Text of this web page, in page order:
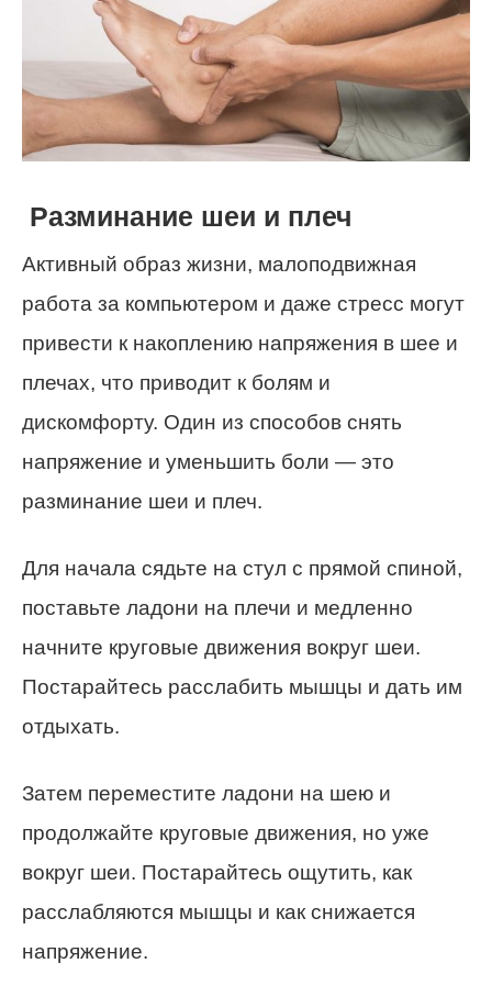
Разминание шеи и плеч
Активный образ жизни, малоподвижная
работа за компьютером и даже стресс могут
привести к накоплению напряжения в шее и
плечах, что приводит к болям и
дискомфорту. Один из способов снять
напряжение и уменьшить боли — это
разминание шеи и плеч.
Для начала сядьте на стул с прямой спиной,
поставьте ладони на плечи и медленно
начните круговые движения вокруг шеи.
Постарайтесь расслабить мышцы и дать им
отдыхать.
Затем переместите ладони на шею и
продолжайте круговые движения, но уже
вокруг шеи. Постарайтесь ощутить, как
расслабляются мышцы и как снижается
напряжение.